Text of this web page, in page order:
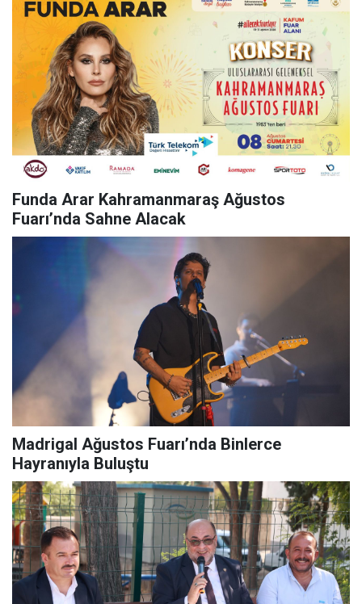
Funda Arar Kahramanmaraş Ağustos
Fuarı’nda Sahne Alacak
Madrigal Ağustos Fuarı’nda Binlerce
Hayranıyla Buluştu